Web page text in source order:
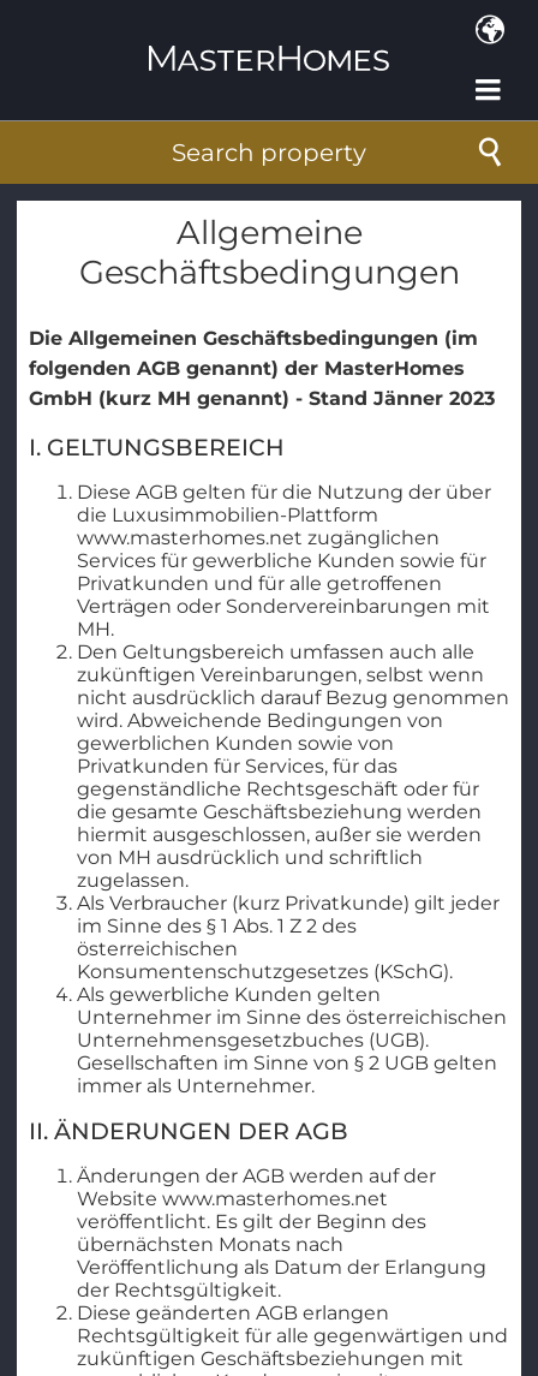
Search property
Allgemeine
Geschäftsbedingungen
Die Allgemeinen Geschäftsbedingungen (im
folgenden AGB genannt) der MasterHomes
GmbH (kurz MH genannt) - Stand Jänner 2023
I. GELTUNGSBEREICH
Diese AGB gelten für die Nutzung der über
die Luxusimmobilien-Plattform
www.masterhomes.net zugänglichen
Services für gewerbliche Kunden sowie für
Privatkunden und für alle getroffenen
Verträgen oder Sondervereinbarungen mit
MH.
Den Geltungsbereich umfassen auch alle
zukünftigen Vereinbarungen, selbst wenn
nicht ausdrücklich darauf Bezug genommen
wird. Abweichende Bedingungen von
gewerblichen Kunden sowie von
Privatkunden für Services, für das
gegenständliche Rechtsgeschäft oder für
die gesamte Geschäftsbeziehung werden
hiermit ausgeschlossen, außer sie werden
von MH ausdrücklich und schriftlich
zugelassen.
Als Verbraucher (kurz Privatkunde) gilt jeder
im Sinne des § 1 Abs. 1 Z 2 des
österreichischen
Konsumentenschutzgesetzes (KSchG).
Als gewerbliche Kunden gelten
Unternehmer im Sinne des österreichischen
Unternehmensgesetzbuches (UGB).
Gesellschaften im Sinne von § 2 UGB gelten
immer als Unternehmer.
II. ÄNDERUNGEN DER AGB
Änderungen der AGB werden auf der
Website www.masterhomes.net
veröffentlicht. Es gilt der Beginn des
übernächsten Monats nach
Veröffentlichung als Datum der Erlangung
der Rechtsgültigkeit.
Diese geänderten AGB erlangen
Rechtsgültigkeit für alle gegenwärtigen und
zukünftigen Geschäftsbeziehungen mit